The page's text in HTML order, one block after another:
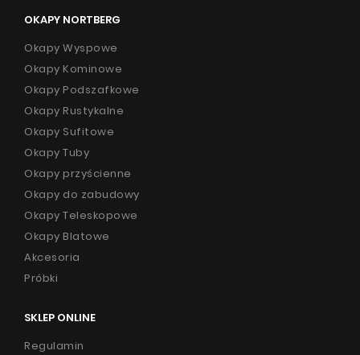
OKAPY NORTBERG
Okapy Wyspowe
Okapy Kominowe
Okapy Podszafkowe
Okapy Rustykalne
Okapy Sufitowe
Okapy Tuby
Okapy przyścienne
Okapy do zabudowy
Okapy Teleskopowe
Okapy Blatowe
Akcesoria
Próbki
SKLEP ONLINE
Regulamin